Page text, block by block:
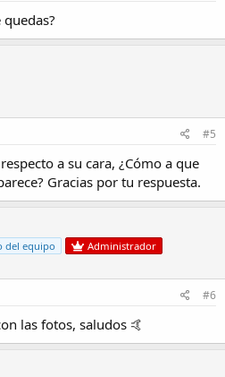
#5
a su cara, ¿Cómo a que
Gracias por tu respuesta.
del equipo Administrador
#6
las fotos, saludos 🤙